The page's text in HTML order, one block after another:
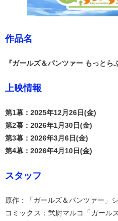
作品名
『ガールズ＆パンツァー もっとら
上映情報
第1幕：2025年12月26日(金)
第2幕：2026年1月30日(金)
第3幕：2026年3月6日(金)
第4幕：2026年4月10日(金)
スタッフ
原作：「ガールズ＆パンツァー」
コミックス：弐尉マルコ「ガール